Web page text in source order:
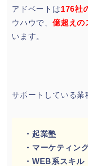
アドベートは176社
ウハウで、 億超えの
います。
サポートしている業
・起業塾
・マーケティン
・WEB系スキル